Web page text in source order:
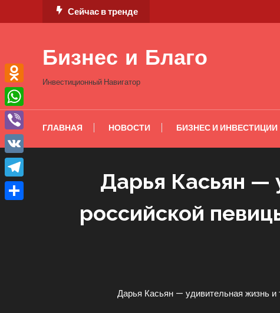
к
Сейчас в тренде
Бизнес и Благо
Инвестиционный Навигатор
ГЛАВНАЯ НОВОСТИ БИЗНЕС И ИНВЕСТИЦИИ
Дарья Касьян —
российской
Дарья Касьян — удивительная жизнь и
Odnoklassniki
WhatsApp
Viber
VK
Telegram